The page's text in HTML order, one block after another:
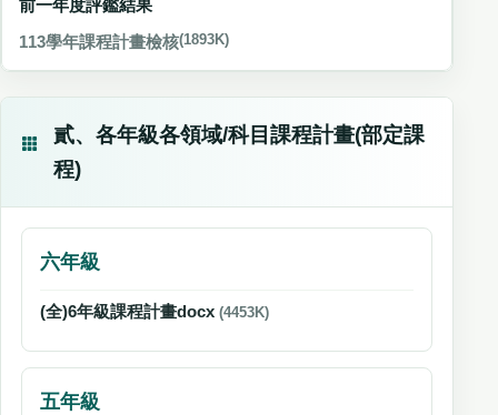
前一年度評鑑結果
113學年課程計畫檢核(1893K)
貳、各年級各領域/科目課程計畫(部定課
程)
六年級
(全)6年級課程計畫docx (4453K)
五年級